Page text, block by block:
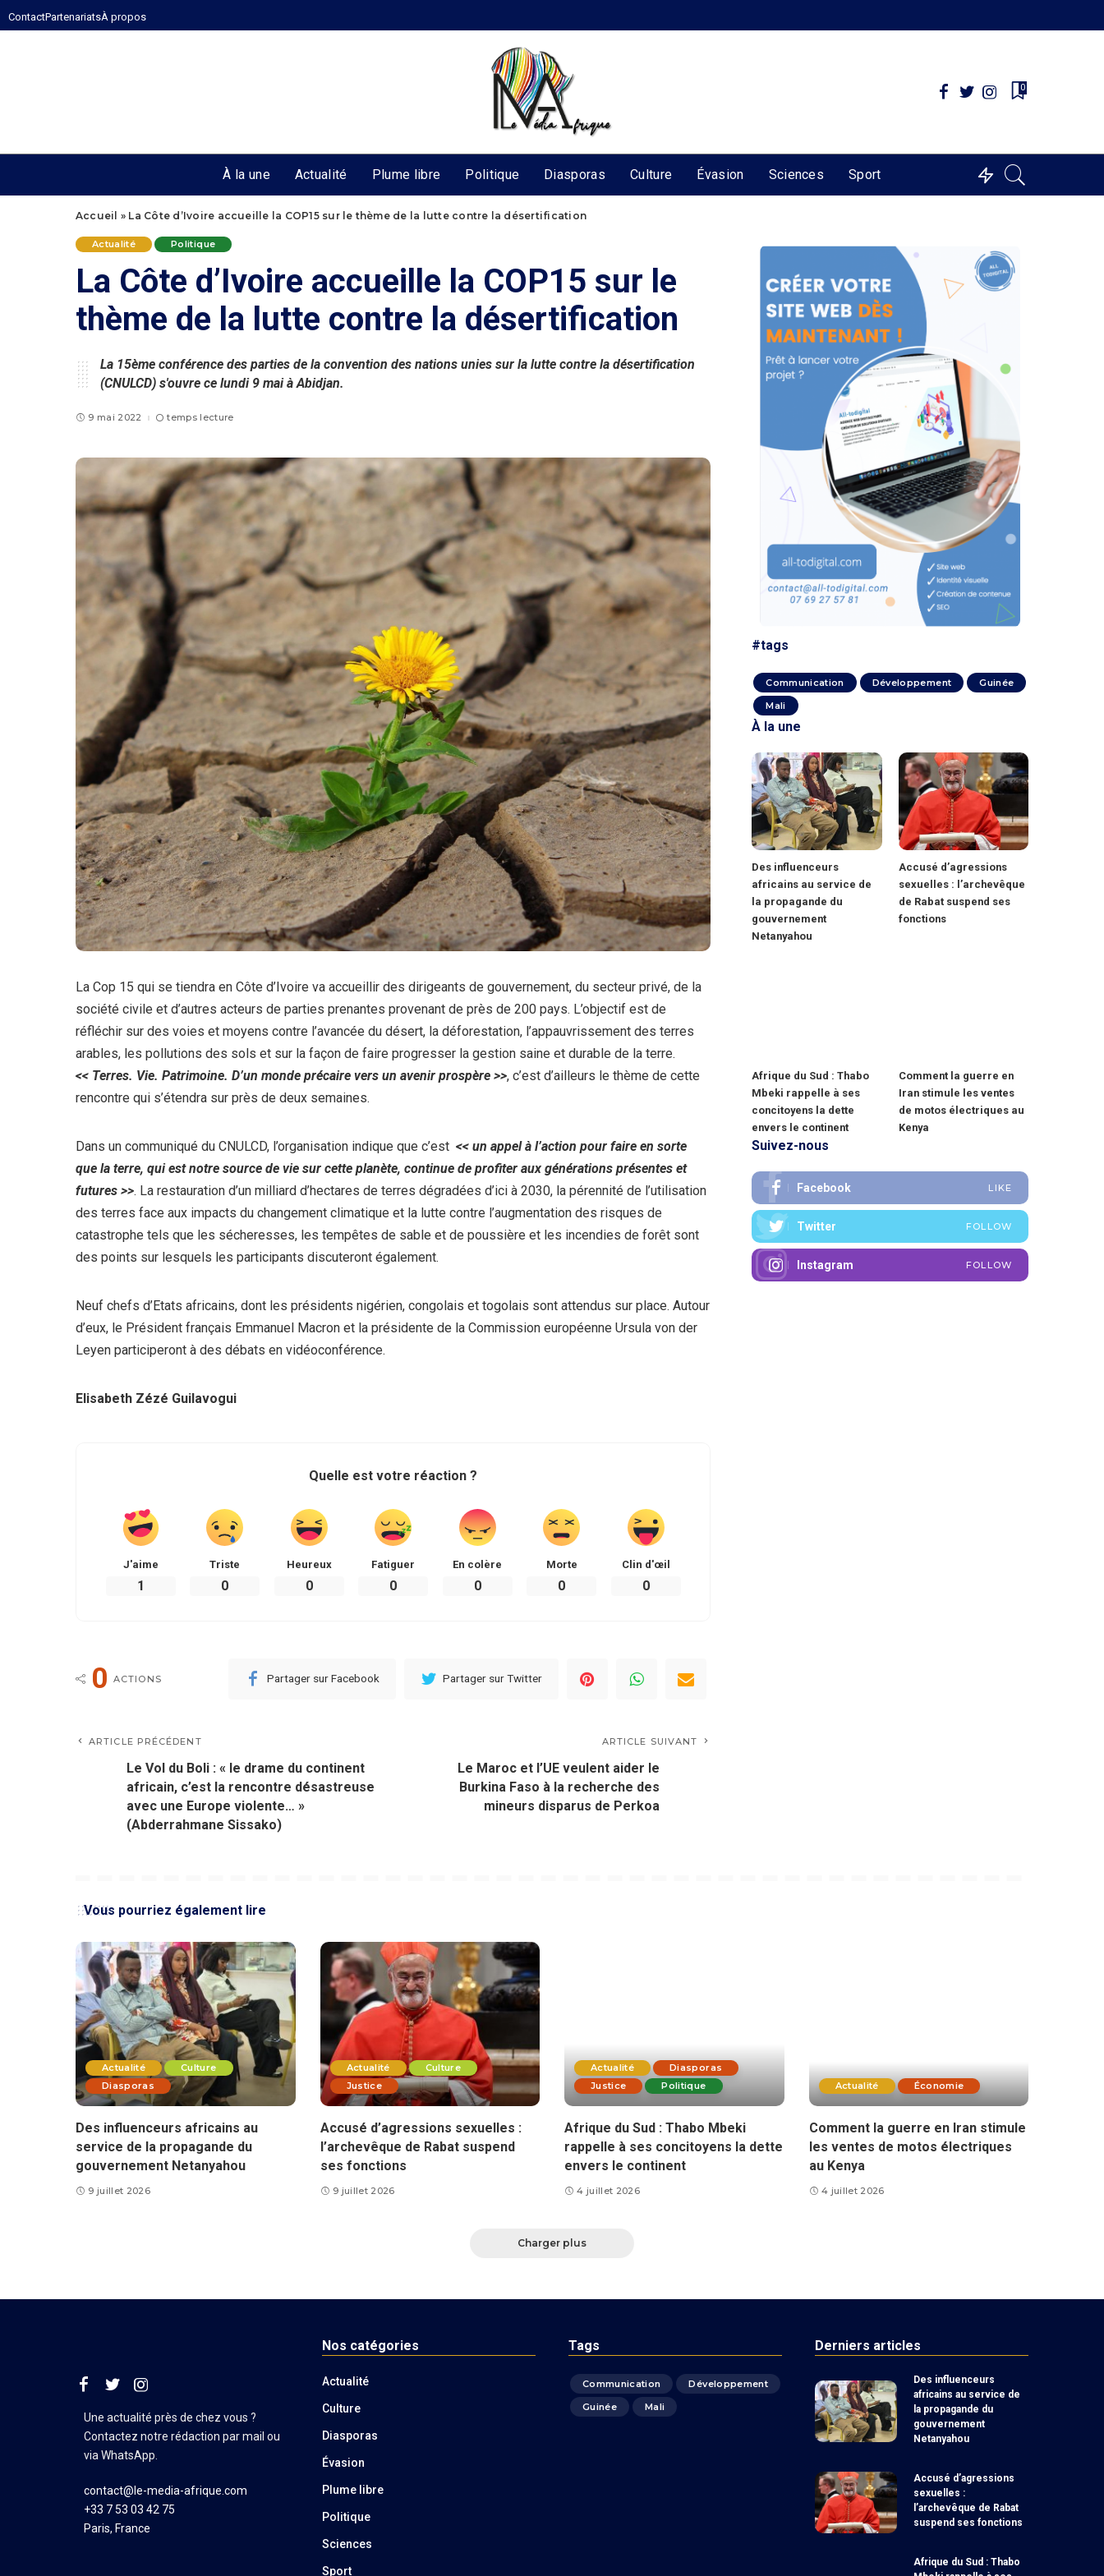
ContactPartenariatsÀ propos
0
À la une Actualité Plume libre Politique Diasporas Culture Évasion Sciences Sport
Accueil » La Côte d’Ivoire accueille la COP15 sur le thème de la lutte contre la désertification
Actualité Politique
La Côte d’Ivoire accueille la COP15 sur le
thème de la lutte contre la désertification
La 15ème conférence des parties de la convention des nations unies sur la lutte contre la désertification
(CNULCD) s'ouvre ce lundi 9 mai à Abidjan.
9 mai 2022 temps lecture
La Cop 15 qui se tiendra en Côte d’Ivoire va accueillir des dirigeants de gouvernement, du secteur privé, de la
société civile et d’autres acteurs de parties prenantes provenant de près de 200 pays. L’objectif est de
réfléchir sur des voies et moyens contre l’avancée du désert, la déforestation, l’appauvrissement des terres
arables, les pollutions des sols et sur la façon de faire progresser la gestion saine et durable de la terre.
<< Terres. Vie. Patrimoine. D’un monde précaire vers un avenir prospère >>, c’est d’ailleurs le thème de cette
rencontre qui s’étendra sur près de deux semaines.
Dans un communiqué du CNULCD, l’organisation indique que c’est << un appel à l’action pour faire en sorte
que la terre, qui est notre source de vie sur cette planète, continue de profiter aux générations présentes et
futures >>. La restauration d’un milliard d’hectares de terres dégradées d’ici à 2030, la pérennité de l’utilisation
des terres face aux impacts du changement climatique et la lutte contre l’augmentation des risques de
catastrophe tels que les sécheresses, les tempêtes de sable et de poussière et les incendies de forêt sont
des points sur lesquels les participants discuteront également.
Neuf chefs d’Etats africains, dont les présidents nigérien, congolais et togolais sont attendus sur place. Autour
d’eux, le Président français Emmanuel Macron et la présidente de la Commission européenne Ursula von der
Leyen participeront à des débats en vidéoconférence.
Elisabeth Zézé Guilavogui
Quelle est votre réaction ?
J'aime
1
Triste
0
Heureux
0
Fatiguer
0
En colère
0
Morte
0
Clin d'œil
0
0 ACTIONS Partager sur Facebook Partager sur Twitter
ARTICLE PRÉCÉDENT
Le Vol du Boli : « le drame du continent
africain, c’est la rencontre désastreuse
avec une Europe violente… »
(Abderrahmane Sissako)
ARTICLE SUIVANT
Le Maroc et l’UE veulent aider le
Burkina Faso à la recherche des
mineurs disparus de Perkoa
#tags
Communication Développement
Guinée
Mali
À la une
Des influenceurs
africains au service de
la propagande du
gouvernement
Netanyahou
Accusé d’agressions
sexuelles : l’archevêque
de Rabat suspend ses
fonctions
Afrique du Sud : Thabo
Mbeki rappelle à ses
concitoyens la dette
envers le continent
Comment la guerre en
Iran stimule les ventes
de motos électriques au
Kenya
Suivez-nous
Facebook LIKE
Twitter FOLLOW
Instagram FOLLOW
Vous pourriez également lire
Actualité
Culture
Diasporas
Des influenceurs africains au
service de la propagande du
gouvernement Netanyahou
9 juillet 2026
Actualité
Culture
Justice
Accusé d’agressions sexuelles :
l’archevêque de Rabat suspend
ses fonctions
9 juillet 2026
Actualité
Diasporas
Justice
Politique
Afrique du Sud : Thabo Mbeki
rappelle à ses concitoyens la dette
envers le continent
4 juillet 2026
Actualité Économie
Comment la guerre en Iran stimule
les ventes de motos électriques
au Kenya
4 juillet 2026
Charger plus
Une actualité près de chez vous ?
Contactez notre rédaction par mail ou
via WhatsApp.
contact@le-media-afrique.com
+33 7 53 03 42 75
Paris, France
Nos catégories
Actualité
Culture
Diasporas
Évasion
Plume libre
Politique
Sciences
Sport
Tags
Communication
Développement
Guinée
Mali
Derniers articles
Des influenceurs
africains au service de
la propagande du
gouvernement
Netanyahou
Accusé d’agressions
sexuelles :
l’archevêque de Rabat
suspend ses fonctions
Afrique du Sud : Thabo